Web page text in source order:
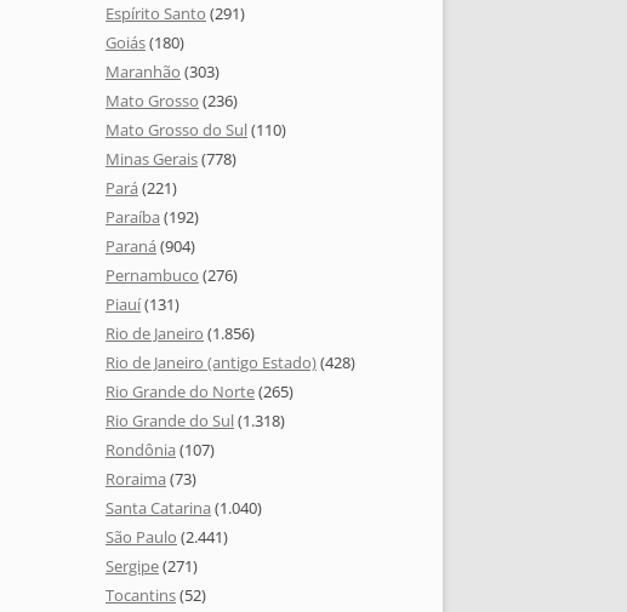
Espírito Santo (291)
Goiás(180)
Maranhão (303)
Mato Grosso (236)
Mato Grosso do Sul(110)
Minas Gerais(778)
Pará (221)
Paraíba (192)
Paraná (904)
Pernambuco (276)
Piauí(131)
Rio de Janeiro (1.856)
Rio de Janeiro (antigo Estado)(428)
Rio Grande do Norte(265)
Rio Grande do Sul(1.318)
Rondônia (107)
Roraima (73)
Santa Catarina (1.040)
São Paulo (2.441)
Sergipe(271)
Tocantins(52)